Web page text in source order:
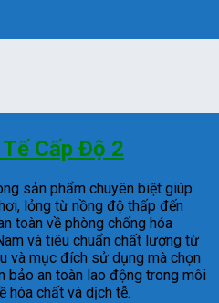
Cấp Độ 2
sản phẩm chuyên biệt giúp
lỏng từ nồng độ thấp đến
toàn về phòng chống hóa
và tiêu chuẩn chất lượng từ
và mục đích sử dụng mà chọn
bảo an toàn lao động trong môi
hóa chất và dịch tễ.